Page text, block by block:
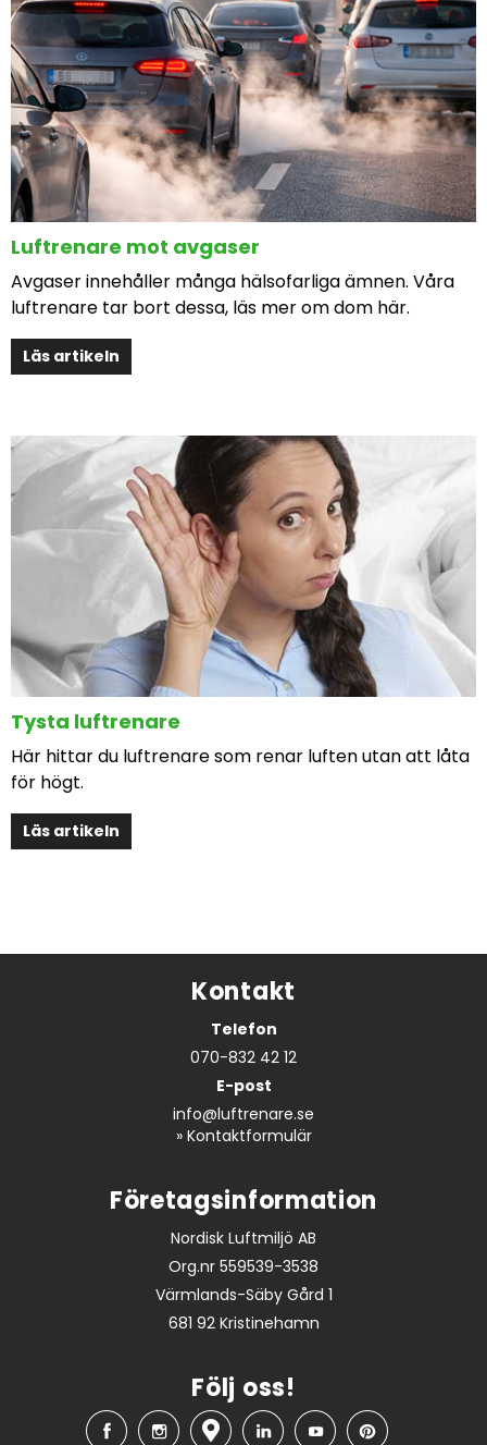
Luftrenare mot avgaser
Avgaser innehåller många hälsofarliga ämnen. Våra
luftrenare tar bort dessa, läs mer om dom här.
Läs artikeln
Tysta luftrenare
Här hittar du luftrenare som renar luften utan att låta
för högt.
Läs artikeln
Kontakt
Telefon
070-832 42 12
E-post
info@luftrenare.se
» Kontaktformulär
Företagsinformation
Nordisk Luftmiljö AB
Org.nr 559539-3538
Värmlands-Säby Gård 1
681 92 Kristinehamn
Följ oss!